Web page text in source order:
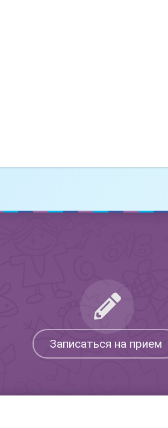
Записаться на прием